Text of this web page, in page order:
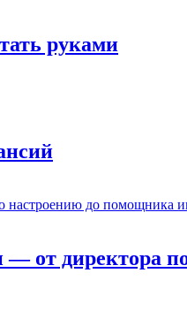
руками
от директора